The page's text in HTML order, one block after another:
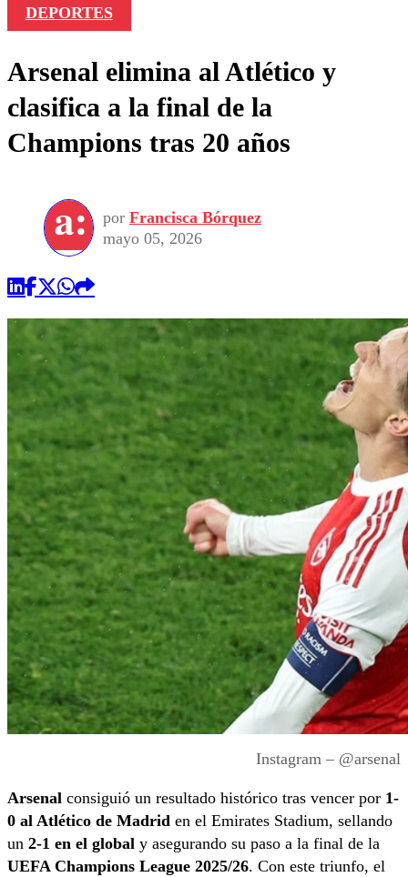
DEPORTES
Arsenal elimina al Atlético y
clasifica a la final de la
Champions tras 20 años
por Francisca Bórquez
mayo 05, 2026
Instagram – @arsenal
Arsenal consiguió un resultado histórico tras vencer por 1-
0 al Atlético de Madrid en el Emirates Stadium, sellando
un 2-1 en el global y asegurando su paso a la final de la
UEFA Champions League 2025/26. Con este triunfo, el